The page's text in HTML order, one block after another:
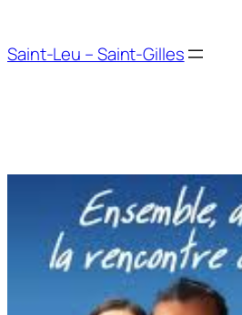
contenu
Saint-Leu – Saint-Gilles